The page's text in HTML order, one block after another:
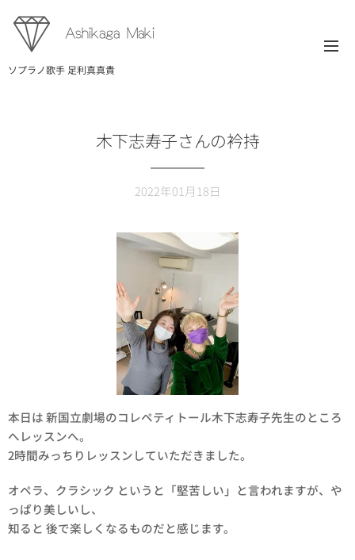
Ashikaga Maki
ソプラノ歌手 足利真真貴
木下志寿子さんの衿持
2022年01月18日
本日は 新国立劇場のコレペティトール木下志寿子先生のところ
へレッスンへ。
2時間みっちりレッスンしていただきました。
オペラ、クラシック というと「堅苦しい」と言われますが、や
っぱり美しいし、
知ると 後で楽しくなるものだと感じます。